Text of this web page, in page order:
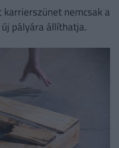
nemcsak a
pályára állíthatja.